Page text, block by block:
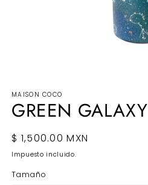
multimedia
1
en
ventana
modal
MAISON COCO
GREEN GALAXY
Precio
habitual
$ 1,500.00 MXN
Impuesto incluido.
Tamaño